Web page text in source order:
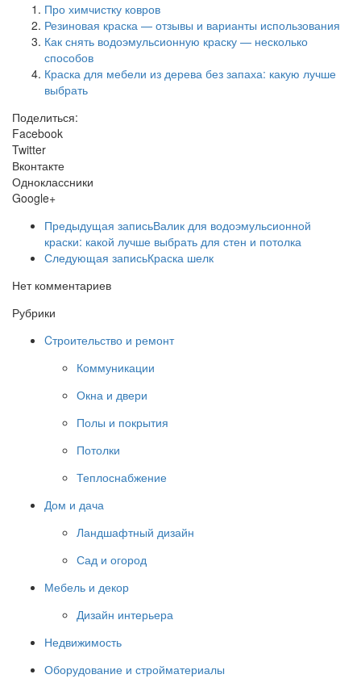
Про химчистку ковров
Резиновая краска — отзывы и варианты использования
Как снять водоэмульсионную краску — несколько
способов
Краска для мебели из дерева без запаха: какую лучше
выбрать
Поделиться:
Facebook
Twitter
Вконтакте
Одноклассники
Google+
Предыдущая записьВалик для водоэмульсионной
краски: какой лучше выбрать для стен и потолка
Следующая записьКраска шелк
Нет комментариев
Рубрики
Cтроительство и ремонт
Коммуникации
Окна и двери
Полы и покрытия
Потолки
Теплоснабжение
Дом и дача
Ландшафтный дизайн
Сад и огород
Мебель и декор
Дизайн интерьера
Недвижимость
Оборудование и стройматериалы